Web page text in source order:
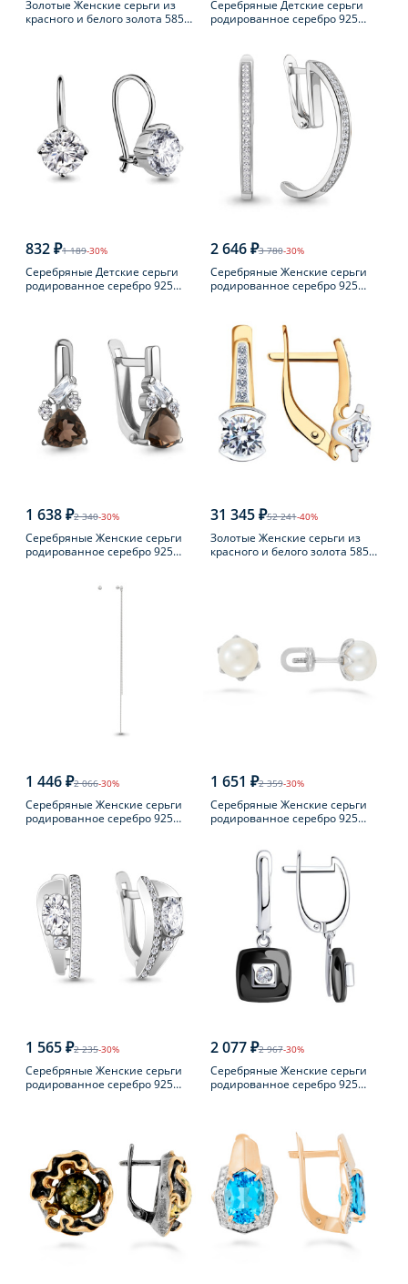
Золотые Женские серьги из
красного и белого золота 585
Серебряные Детские серьги
родированное серебро 925
832 ₽1 189-30%
Серебряные Детские серьги
родированное серебро 925
2 646 ₽3 780-30%
Серебряные Женские серьги
родированное серебро 925
1 638 ₽2 340-30%
Серебряные Женские серьги
родированное серебро 925
31 345 ₽52 241-40%
Золотые Женские серьги из
красного и белого золота 585
1 446 ₽2 066-30%
Серебряные Женские серьги
родированное серебро 925
1 651 ₽2 359-30%
Серебряные Женские серьги
родированное серебро 925
1 565 ₽2 235-30%
Серебряные Женские серьги
родированное серебро 925
2 077 ₽2 967-30%
Серебряные Женские серьги
родированное серебро 925